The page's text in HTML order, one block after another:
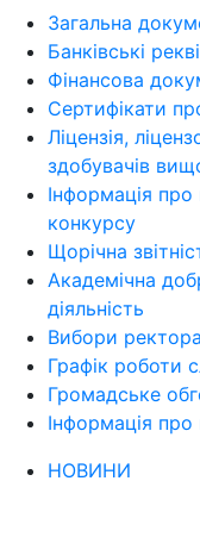
Загальна
Банківські
Фінансова
Сертифікати
Ліцензія,
здобувачів
Інформація
конкурсу
Щорічна
Академічна
діяльність
Вибори
Графік роботи
Громадське
Інформація
НОВИНИ